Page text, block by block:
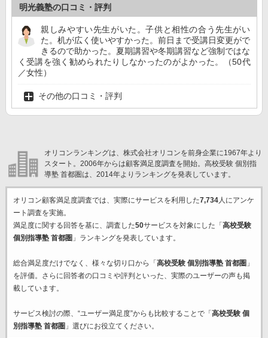
明光義塾の口コミ・評判
親しみやすい先生がいた。子供と相性の合う先生がい
た。机が広く使いやすかった。前日まで受講日変更がで
きるので助かった。夏期講習や冬期講習など強制ではな
く受講を強く勧められたりしなかったのがよかった。（50代
／女性）
その他の口コミ・評判
オリコンランキングは、株式会社オリコンを前身企業に1967年より
スタート。2006年からは顧客満足度調査を開始。高校受験 個別指
導塾 首都圏は、2014年よりランキングを発表しています。
オリコン顧客満足度調査では、実際にサービスを利用した7,734人にアンケ
ート調査を実施。
満足度に関する回答を基に、調査した50サービスを対象にした「 高校受験
個別指導塾 首都圏 」ランキングを発表しています。
総合満足度だけでなく、様々な切り口から「 高校受験 個別指導塾 首都圏 」
を評価。さらに回答者の口コミや評判といった、実際のユーザーの声も掲
載しています。
サービス検討の際、“ユーザー満足度”からも比較することで「 高校受験 個
別指導塾 首都圏 」選びにお役立てください。